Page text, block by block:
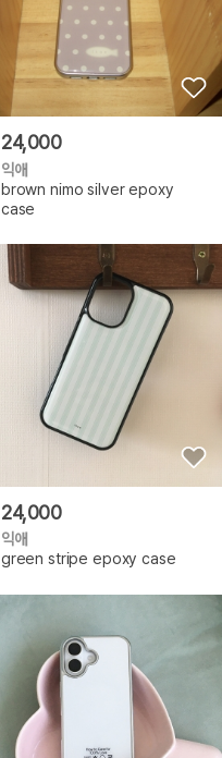
24,000
익애
brown nimo silver epoxy
case
24,000
익애
green stripe epoxy case